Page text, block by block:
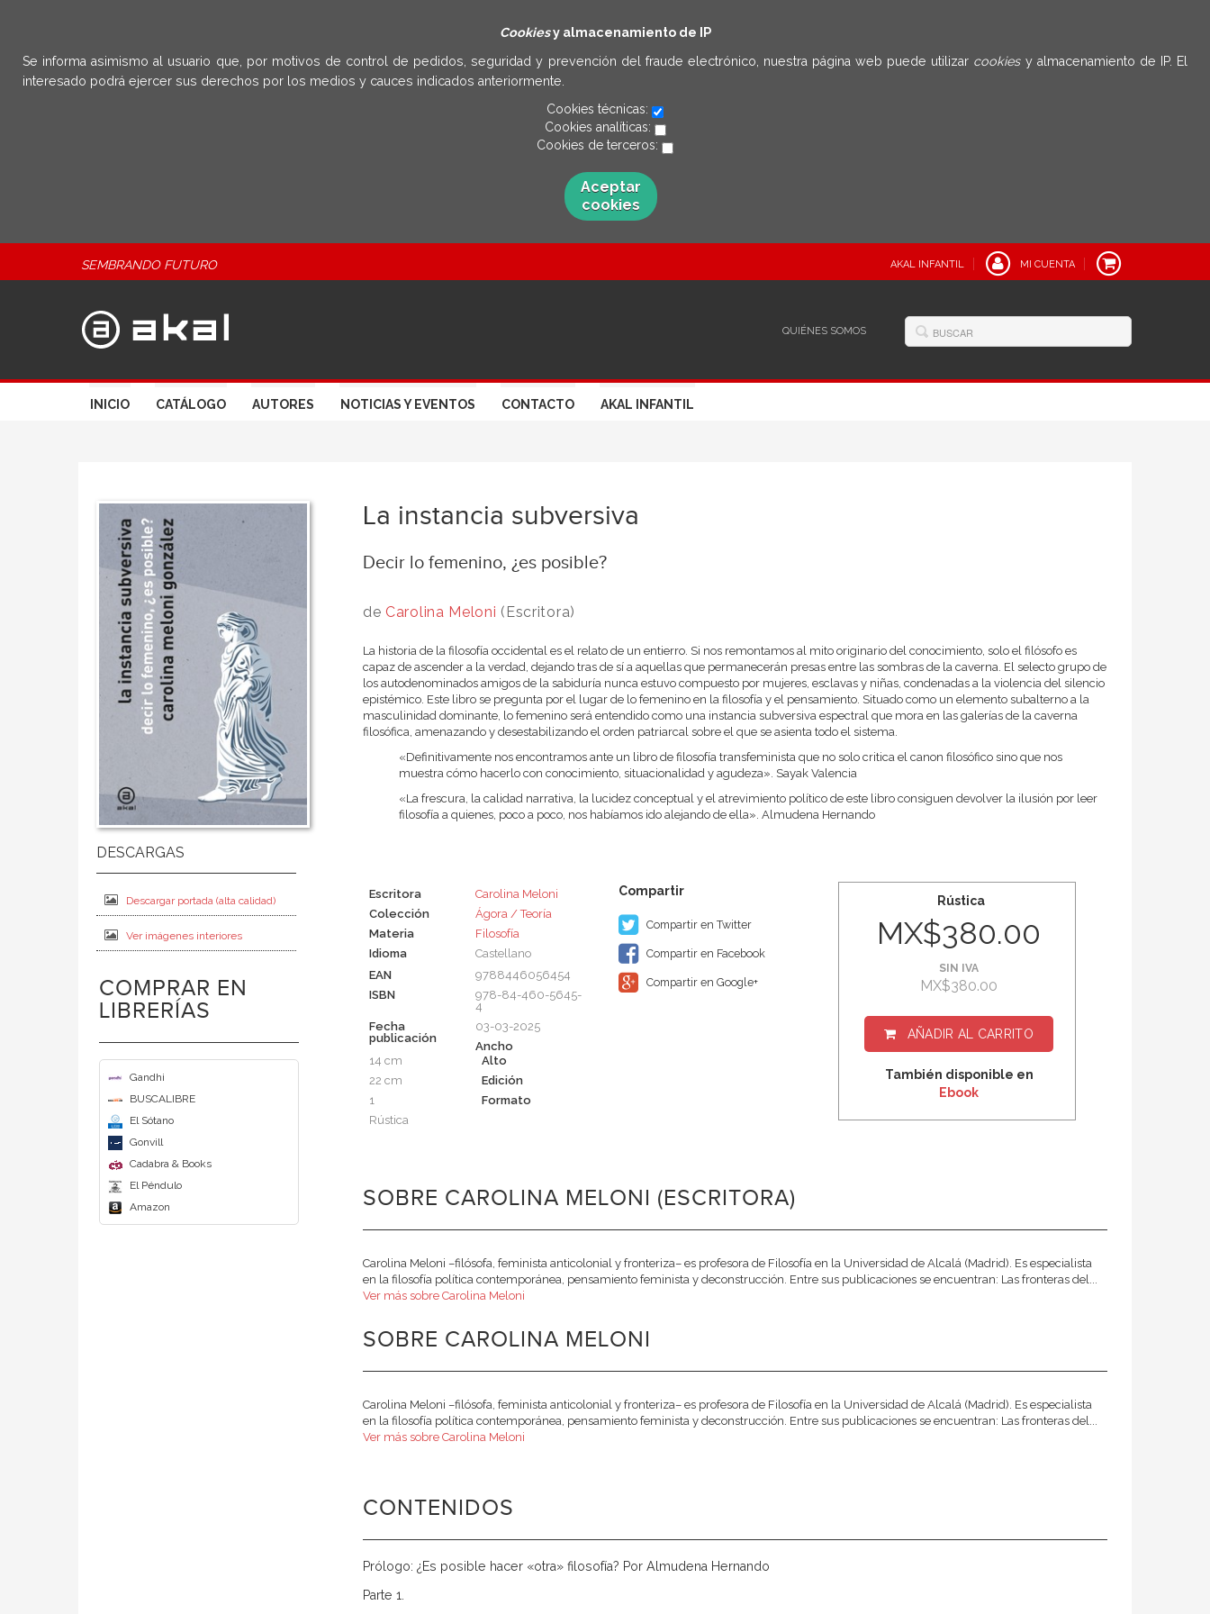
Cookiesy almacenamiento de IP
Se informa asimismo al usuario que, por motivos de control de pedidos, seguridad y prevención del fraude electrónico, nuestra página web puede utilizar cookies y almacenamiento de IP. El
interesado podrá ejercer sus derechos por los medios y cauces indicados anteriormente.
Cookies técnicas:
Cookies analíticas:
Cookies de terceros:
Aceptar
cookies
SEMBRANDO FUTURO AKAL INFANTIL MI CUENTA
QUIÉNES SOMOS
INICIO CATÁLOGO AUTORES NOTICIAS Y EVENTOS CONTACTO AKAL INFANTIL
Descargar portada (alta calidad)
Ver imágenes interiores
COMPRAR EN
LIBRERÍAS
Gandhi
BUSCALIBRE
El Sótano
Gonvill
Cadabra & Books
El Péndulo
Amazon
La instancia subversiva
Decir lo femenino, ¿es posible?
de Carolina Meloni (Escritora)
La historia de la filosofía occidental es el relato de un entierro. Si nos remontamos al mito originario del conocimiento, solo el filósofo es
capaz de ascender a la verdad, dejando tras de sí a aquellas que permanecerán presas entre las sombras de la caverna. El selecto grupo de
los autodenominados amigos de la sabiduría nunca estuvo compuesto por mujeres, esclavas y niñas, condenadas a la violencia del silencio
epistémico. Este libro se pregunta por el lugar de lo femenino en la filosofía y el pensamiento. Situado como un elemento subalterno a la
masculinidad dominante, lo femenino será entendido como una instancia subversiva espectral que mora en las galerías de la caverna
filosófica, amenazando y desestabilizando el orden patriarcal sobre el que se asienta todo el sistema.
«Definitivamente nos encontramos ante un libro de filosofía transfeminista que no solo critica el canon filosófico sino que nos
muestra cómo hacerlo con conocimiento, situacionalidad y agudeza». Sayak Valencia
«La frescura, la calidad narrativa, la lucidez conceptual y el atrevimiento político de este libro consiguen devolver la ilusión por leer
filosofía a quienes, poco a poco, nos habíamos ido alejando de ella». Almudena Hernando
Escritora
Carolina Meloni
Colección
Ágora / Teoría
Materia
Filosofía
Idioma
Castellano
EAN
9788446056454
ISBN
978-84-460-5645-
4
Fecha
publicación
03-03-2025
Ancho
14 cm
Alto
22 cm
Edición
1
Formato
Rústica
Compartir en Twitter
Compartir en Facebook
Compartir en Google+
Rústica
MX$380.00
SIN IVA
MX$380.00
AÑADIR AL CARRITO
También disponible en
Ebook
SOBRE CAROLINA MELONI (ESCRITORA)
Carolina Meloni –filósofa, feminista anticolonial y fronteriza– es profesora de Filosofía en la Universidad de Alcalá (Madrid). Es especialista
en la filosofía política contemporánea, pensamiento feminista y deconstrucción. Entre sus publicaciones se encuentran: Las fronteras del...
Ver más sobre Carolina Meloni
SOBRE CAROLINA MELONI
Carolina Meloni –filósofa, feminista anticolonial y fronteriza– es profesora de Filosofía en la Universidad de Alcalá (Madrid). Es especialista
en la filosofía política contemporánea, pensamiento feminista y deconstrucción. Entre sus publicaciones se encuentran: Las fronteras del...
Ver más sobre Carolina Meloni
CONTENIDOS
Prólogo: ¿Es posible hacer «otra» filosofía? Por Almudena Hernando
Parte 1.